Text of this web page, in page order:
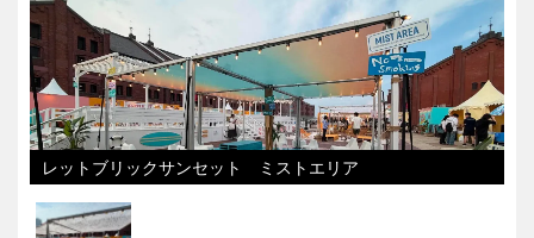
レットブリックサンセット ミストエリア